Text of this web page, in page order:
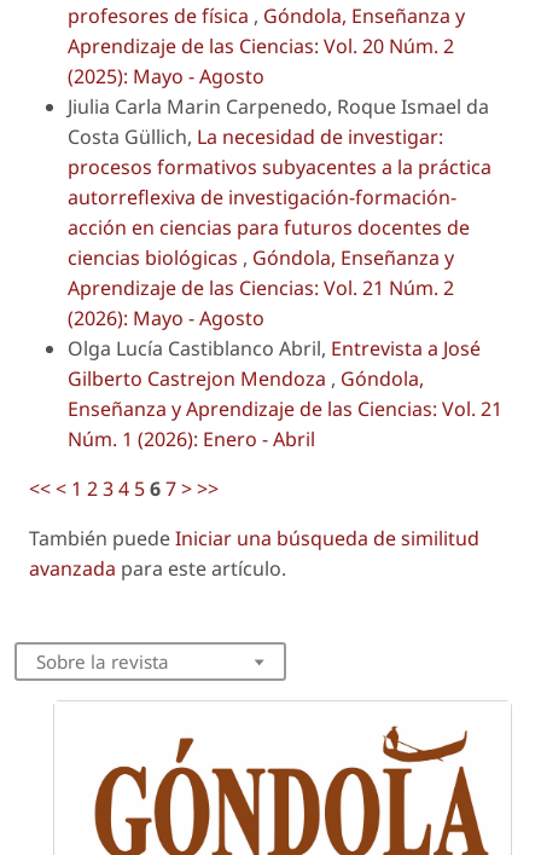
profesores de física , Góndola, Enseñanza y
Aprendizaje de las Ciencias: Vol. 20 Núm. 2
(2025): Mayo - Agosto
Jiulia Carla Marin Carpenedo, Roque Ismael da
Costa Güllich, La necesidad de investigar:
procesos formativos subyacentes a la práctica
autorreflexiva de investigación-formación-
acción en ciencias para futuros docentes de
ciencias biológicas , Góndola, Enseñanza y
Aprendizaje de las Ciencias: Vol. 21 Núm. 2
(2026): Mayo - Agosto
Olga Lucía Castiblanco Abril, Entrevista a José
Gilberto Castrejon Mendoza , Góndola,
Enseñanza y Aprendizaje de las Ciencias: Vol. 21
Núm. 1 (2026): Enero - Abril
<<< 1 234 567>>>
También puedeIniciar una búsqueda de similitud
avanzada para este artículo.
Sobre la revista